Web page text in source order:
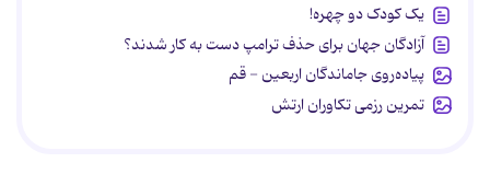
یک کودک دو چهره!
آزادگان جهان برای حذف ترامپ دست به کار شدند؟
پیاده‌روی جاماندگان اربعین - قم
تمرین رزمی تکاوران ارتش